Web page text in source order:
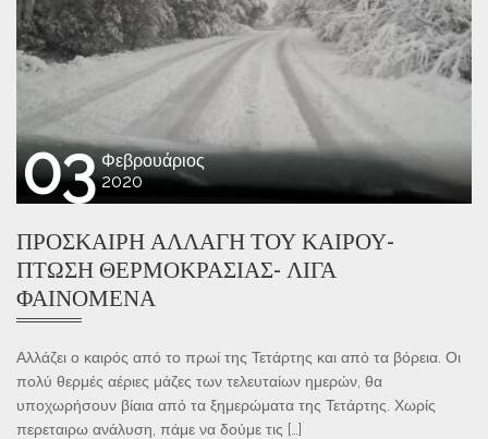
03 Φεβρουάριος
2020
ΠΡΌΣΚΑΙΡΗ ΑΛΛΑΓΉ ΤΟΥ ΚΑΙΡΟΎ-
ΠΤΏΣΗ ΘΕΡΜΟΚΡΑΣΊΑΣ- ΛΊΓΑ
ΦΑΙΝΌΜΕΝΑ
Αλλάζει ο καιρός από το πρωί της Τετάρτης και από τα βόρεια. Οι
πολύ θερμές αέριες μάζες των τελευταίων ημερών, θα
υποχωρήσουν βίαια από τα ξημερώματα της Τετάρτης. Χωρίς
περεταιρω ανάλυση, πάμε να δούμε τις […]